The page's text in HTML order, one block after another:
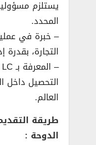
يستلزم
المحدد.
– خبرة في
التجارة، بقدرة
التحصيل داخل
العالم.
طريقة
الدوحة :